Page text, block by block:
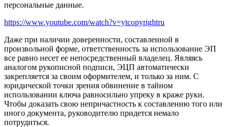
персональные данные.
https://www.youtube.com/watch?v=ytcopyrightru
Даже при наличии доверенности, составленной в
произвольной форме, ответственность за использование ЭП
все равно несет ее непосредственный владелец. Являясь
аналогом рукописной подписи, ЭЦП автоматически
закрепляется за своим оформителем, и только за ним. С
юридической точки зрения обвинение в тайном
использовании ключа равносильно упреку в краже руки.
Чтобы доказать свою непричастность к составлению того или
иного документа, руководителю придется немало
потрудиться.